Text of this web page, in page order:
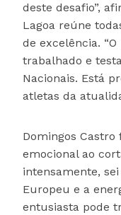
deste desafio”,
Lagoa reúne
de excelência.
trabalhado e
Nacionais. Está
atletas da
Domingos
emocional ao
intensamente,
Europeu e a
entusiasta pode